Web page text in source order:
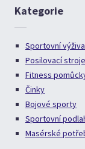
Kategorie
Sportovní výživa
Posilovací stroje
Fitness
Činky
Bojové sporty
Sportovní
Masérské